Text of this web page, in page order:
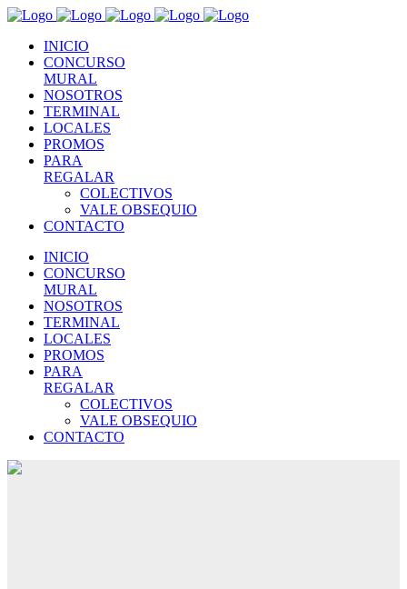
INICIO
CONCURSO
MURAL
NOSOTROS
TERMINAL
LOCALES
PROMOS
PARA
REGALAR
COLECTIVOS
VALE OBSEQUIO
CONTACTO
INICIO
CONCURSO
MURAL
NOSOTROS
TERMINAL
LOCALES
PROMOS
PARA
REGALAR
COLECTIVOS
VALE OBSEQUIO
CONTACTO